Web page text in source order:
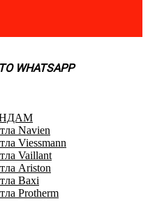
WHATSAPP
Navien
Viessmann
Vaillant
Ariston
Baxi
Protherm